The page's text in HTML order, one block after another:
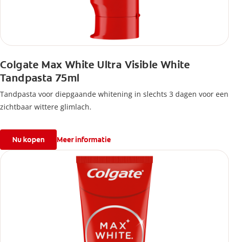
Colgate Max White Ultra Visible White
Tandpasta 75ml
Tandpasta voor diepgaande whitening in slechts 3 dagen voor een
zichtbaar wittere glimlach.
Nu kopen Meer informatie